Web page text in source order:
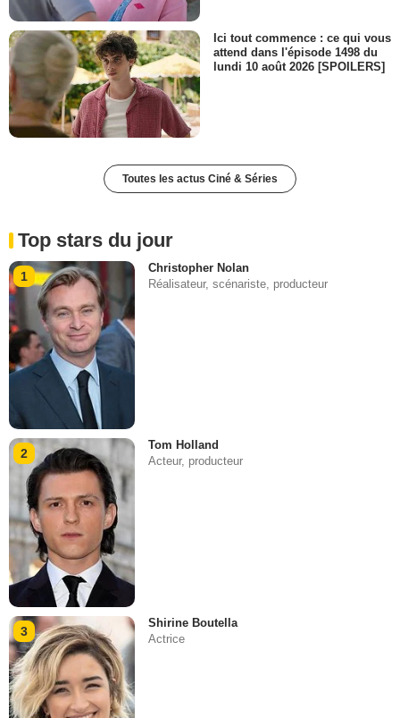
Ici tout commence : ce qui vous
attend dans l'épisode 1498 du
lundi 10 août 2026 [SPOILERS]
Toutes les actus Ciné & Séries
Top stars du jour
1
Christopher Nolan
Réalisateur, scénariste, producteur
2
Tom Holland
Acteur, producteur
3
Shirine Boutella
Actrice